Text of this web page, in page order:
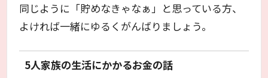
同じように「貯めなきゃなぁ」と思っている方、
よければ一緒にゆるくがんばりましょう。
5人家族の生活にかかるお金の話